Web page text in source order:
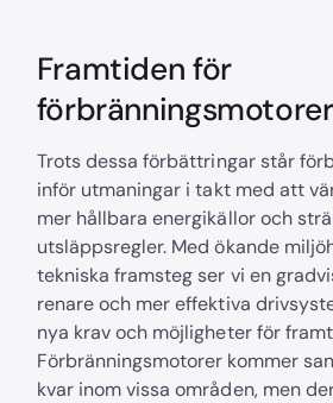
Framtiden för
förbränningsmotorer
Trots dessa förbättringar står
inför utmaningar i takt med att
mer hållbara energikällor och
utsläppsregler. Med ökande
tekniska framsteg ser vi en
renare och mer effektiva
nya krav och möjligheter för
Förbränningsmotorer kommer
kvar inom vissa områden, men